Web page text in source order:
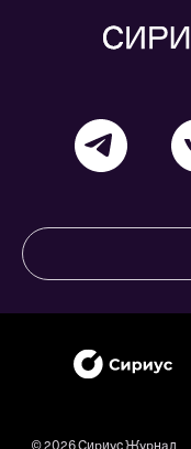
© 2026 Сириус Журнал